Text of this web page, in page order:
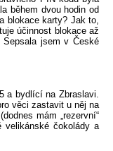
během dvou hodin od
blokace karty? Jak to,
účinnost blokace až
jsem v České
a bydlící na Zbraslavi.
věci zastavit u něj na
mám „rezervní“
velikánské čokolády a